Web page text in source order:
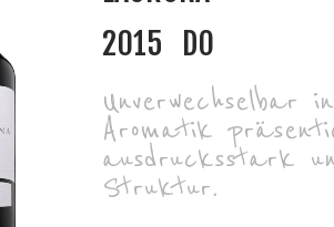
2015
DO
Unverwechselbar
Aromatik
ausdrucksstark
Struktur.